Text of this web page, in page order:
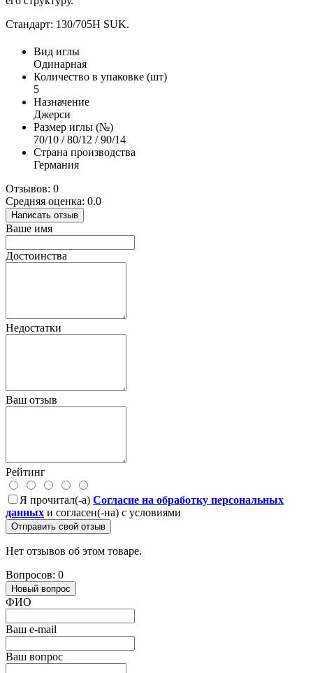
Стандарт: 130/705H SUK.
Вид иглы
Одинарная
Количество в упаковке (шт)
5
Назначение
Джерси
Размер иглы (№)
70/10 / 80/12 / 90/14
Страна производства
Германия
Отзывов: 0
Средняя оценка: 0.0
Написать отзыв
Ваше имя
Достоинства
Недостатки
Ваш отзыв
Рейтинг
Я прочитал(-а) Согласие на обработку персональных
данных и согласен(-на) с условиями
Отправить свой отзыв
Нет отзывов об этом товаре.
Вопросов: 0
Новый вопрос
ФИО
Ваш e-mail
Ваш вопрос